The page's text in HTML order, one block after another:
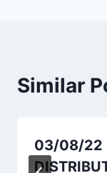
Similar
03/08/22 :